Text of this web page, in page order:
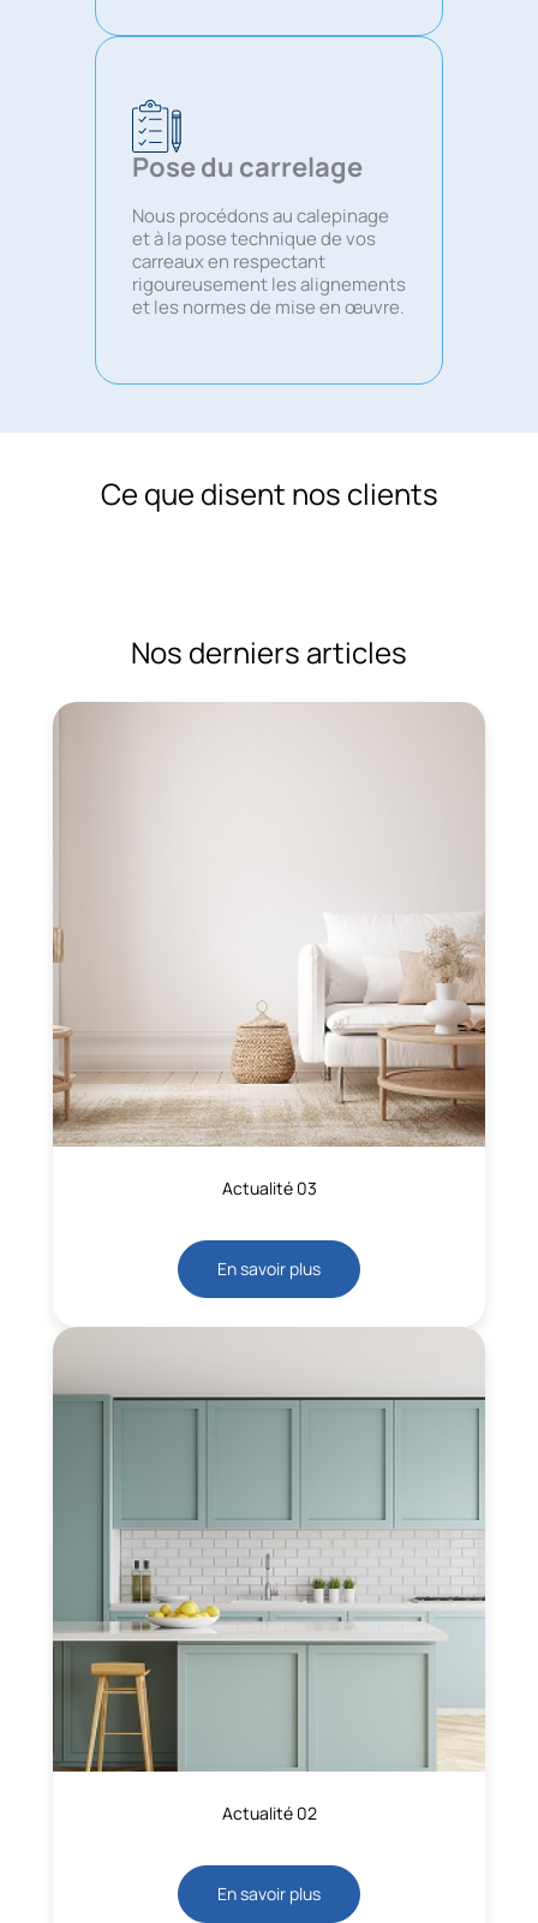
Pose du carrelage
Nous procédons au calepinage
et à la pose technique de vos
carreaux en respectant
rigoureusement les alignements
et les normes de mise en œuvre.
Ce que disent nos clients
Nos derniers articles
Actualité 03
En savoir plus
Actualité 02
En savoir plus